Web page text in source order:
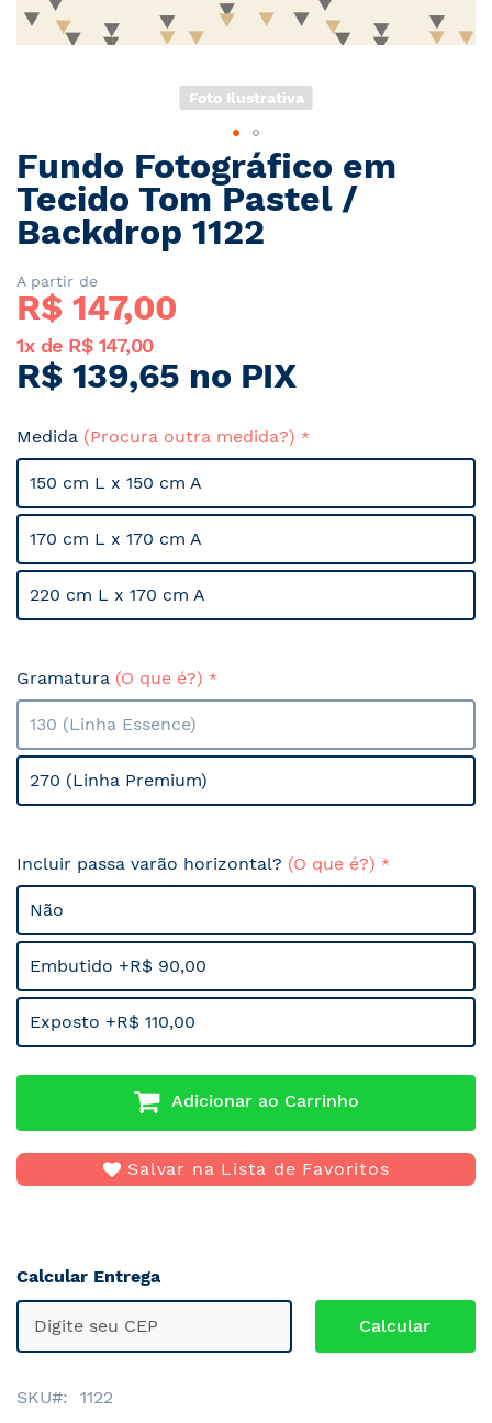
Foto Ilustrativa
Saltar
para
o
início
Galeria
de
imagens
Fundo Fotográfico em
Tecido Tom Pastel /
Backdrop 1122
A partir de
R$ 147,00
1x de R$ 147,00
R$ 139,65 no PIX
Medida (Procura outra medida?)
150 cm L x 150 cm A
170 cm L x 170 cm A
220 cm L x 170 cm A
Gramatura (O que é?)
130 (Linha Essence)
270 (Linha Premium)
Incluir passa varão horizontal? (O que é?)
Não
Embutido +R$ 90,00
Exposto +R$ 110,00
Adicionar ao Carrinho
Salvar na Lista de Favoritos
Calcular Entrega
SKU 1122